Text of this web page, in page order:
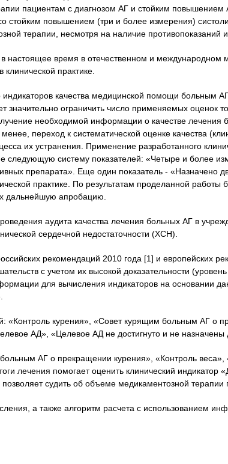
пациентам с диагнозом АГ и стойким повышением
стойким повышением (три и более измерения)
терапии, несмотря на наличие противопоказаний
настоящее время в отечественном и международном
практике.
качества медицинской помощи больным
значительно ограничить число применяемых оценок
необходимой информации о качестве
переход к систематической оценке качества
их устранения. Применение разработанного
следующую систему показателей: «Четыре и более
препарата». Еще один показатель - «Назначено
практике. По результатам проделанной
дальнейшую апробацию.
аудита качества лечения больных АГ в
сердечной недостаточности (ХСН).
рекомендаций 2010 года [1] и европейских
с учетом их высокой доказательности
для вычисления индикаторов на основании
«Контроль курения», «Совет курящим больным АГ о
АД», «Целевое АД не достигнуто и не назначены
АГ о прекращении курения», «Контроль
лечения помогает оценить клинический
судить об объеме медикаментозной терапии
а также алгоритм расчета с использованием